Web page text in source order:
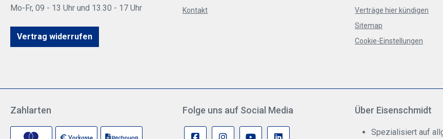
Mo-Fr, 09 - 13 Uhr und 13.30 - 17 Uhr
Vertrag widerrufen
Kontakt
Verträge hier kündigen
Sitemap
Cookie-Einstellungen
Zahlarten Folge uns auf Social Media Über Eisenschmidt
Spezialisiert auf